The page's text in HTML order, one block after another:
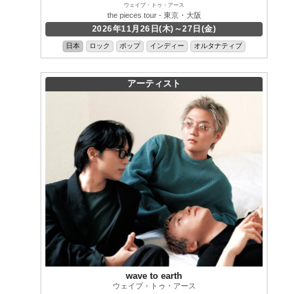
ウェイブ・トゥ・アース
the pieces tour - 東京・大阪
2026年11月26日(木)～27日(金)
日本 ロック ポップ インディー オルタナティブ
アーティスト
wave to earth
ウェイブ・トゥ・アース